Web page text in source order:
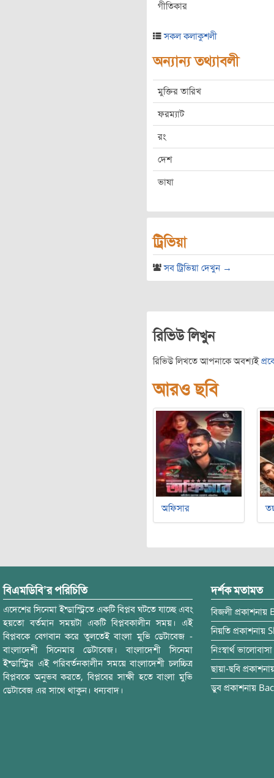
গীতিকার
সকল কলাকুশলী
অন্যান্য তথ্যাবলী
মুক্তির তারিখ
ফরম্যাট
রং
দেশ
ভাষা
ট্রিভিয়া
সব ট্রিভিয়া দেখুন →
রিভিউ লিখুন
রিভিউ লিখতে আপনাকে অবশ্যই
আরও ছবি
অফিসার
বিএমডিবি’র পরিচিতি
এদেশের সিনেমা ইন্ডাস্ট্রিতে একটি বিপ্লব ঘটতে যাচ্ছে এবং
হয়তো বর্তমান সময়টা একটি বিপ্লবকালীন সময়। এই
বিপ্লবকে বেগবান করে তুলতেই বাংলা মুভি ডেটাবেজ -
বাংলাদেশী সিনেমার ডেটাবেজ। বাংলাদেশী সিনেমা
ইন্ডাস্ট্রির এই পরিবর্তনকালীন সময়ে বাংলাদেশী চলচ্চিত্র
বিপ্লবকে অনুভব করতে, বিপ্লবের সাক্ষী হতে বাংলা মুভি
ডেটাবেজ এর সাথে থাকুন। ধন্যবাদ।
দর্শক মতামত
বিজলী প্রকাশনায়
নিয়তি প্রকাশনায়
নিঃস্বার্থ ভালোবাসা
ছায়া-ছবি
ডুব প্রকাশনায়